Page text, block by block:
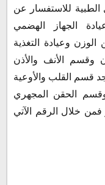
للاستفسار عن
الجهاز الهضمي
وعيادة التغذية
وقسم الأنف والأذن
قسم القلب والأوعية
الحقن المجهري
فمن خلال الرقم الآتي